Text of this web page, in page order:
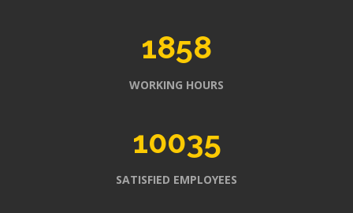
1858
WORKING HOURS
10035
SATISFIED EMPLOYEES